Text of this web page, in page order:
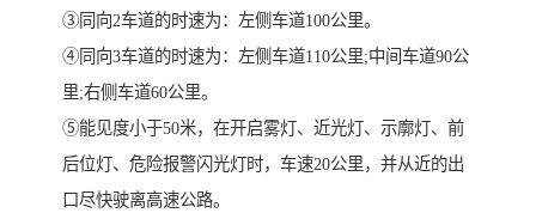
③同向2车道的时速为：左侧车道100公里。
④同向3车道的时速为：左侧车道110公里;中间车道90公
里;右侧车道60公里。
⑤能见度小于50米，在开启雾灯、近光灯、示廓灯、前
后位灯、危险报警闪光灯时，车速20公里，并从近的出
口尽快驶离高速公路。